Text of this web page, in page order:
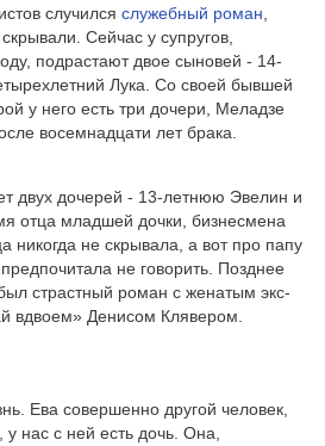
случился служебный роман
Сейчас у супругов,
подрастают двое сыновей - 14-
Лука. Со своей бывшей
у него есть три дочери, Меладзе
восемнадцати лет брака.
двух дочерей - 13-летнюю Эвелин и
отца младшей дочки, бизнесмена
никогда не скрывала, а вот про папу
не говорить. Позднее
страстный роман с женатым экс-
вдвоем» Денисом Клявером.
Ева совершенно другой человек,
нас с ней есть дочь. Она,